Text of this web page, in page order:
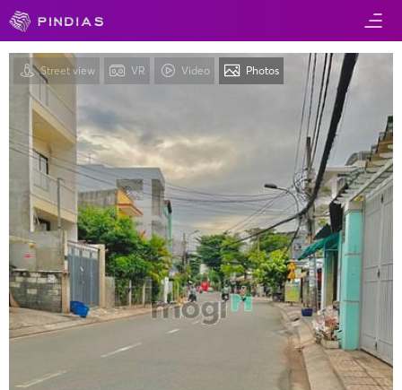
Street view VR Video Photos